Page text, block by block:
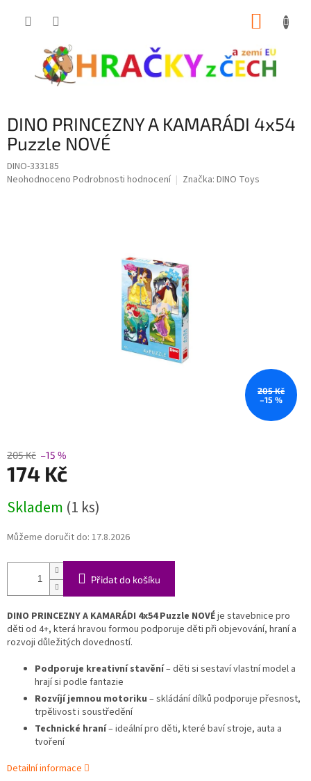
DINO PRINCEZNY A KAMARÁDI 4x54
Puzzle NOVÉ
DINO-333185
Průměrné
Neohodnoceno Podrobnosti hodnocení Značka: DINO Toys
205 Kč
–15 %
205 Kč –15 %
174 Kč
cena:
Skladem (1 ks)
Můžeme doručit do: 17.8.2026
Přidat do košíku
DINO PRINCEZNY A KAMARÁDI 4x54 Puzzle NOVÉje stavebnice pro
děti od 4+, která hravou formou podporuje děti při objevování, hraní a
rozvoji důležitých dovedností.
Podporuje kreativní stavění– děti si sestaví vlastní model a
hrají si podle fantazie
Rozvíjí jemnou motoriku – skládání dílků podporuje přesnost,
trpělivost i soustředění
Technické hraní– ideální pro děti, které baví stroje, auta a
tvoření
Detailní informace